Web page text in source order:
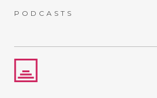
PODCASTS